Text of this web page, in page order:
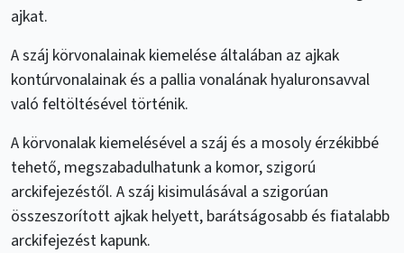
ajkat.
A száj körvonalainak kiemelése általában az ajkak
kontúrvonalainak és a pallia vonalának hyaluronsavval
való feltöltésével történik.
A körvonalak kiemelésével a száj és a mosoly érzékibbé
tehető, megszabadulhatunk a komor, szigorú
arckifejezéstől. A száj kisimulásával a szigorúan
összeszorított ajkak helyett, barátságosabb és fiatalabb
arckifejezést kapunk.